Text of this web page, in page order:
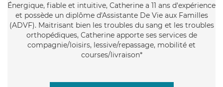
Énergique, fiable et intuitive, Catherine a 11 ans d'expérience
et possède un diplôme d'Assistante De Vie aux Familles
(ADVF). Maitrisant bien les troubles du sang et les troubles
orthopédiques, Catherine apporte ses services de
compagnie/loisirs, lessive/repassage, mobilité et
courses/livraison*